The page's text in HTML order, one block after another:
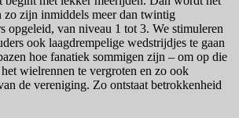
zo zijn inmiddels meer dan twintig
opgeleid, van niveau 1 tot 3. We stimuleren
ook laagdrempelige wedstrijdjes te gaan
hoe fanatiek sommigen zijn – om op die
wielrennen te vergroten en zo ook
de vereniging. Zo ontstaat betrokkenheid